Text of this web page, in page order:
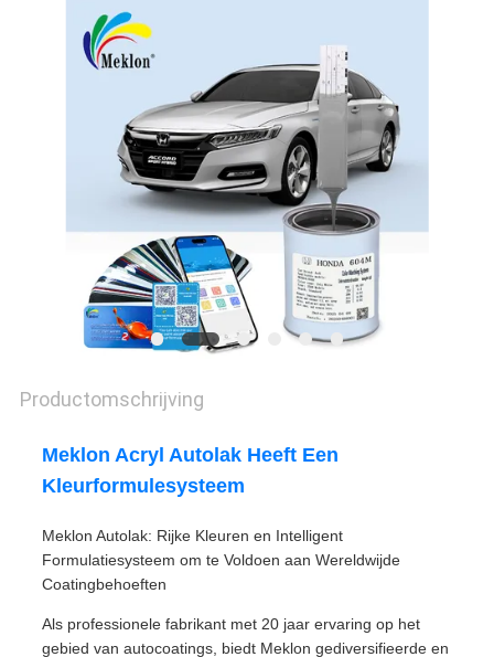
Productomschrijving
Meklon Acryl Autolak Heeft Een
Kleurformulesysteem
Meklon Autolak: Rijke Kleuren en Intelligent
Formulatiesysteem om te Voldoen aan Wereldwijde
Coatingbehoeften
Als professionele fabrikant met 20 jaar ervaring op het
gebied van autocoatings, biedt Meklon gediversifieerde en